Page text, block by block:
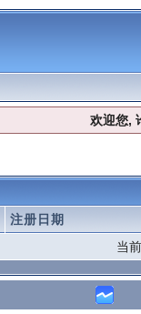
欢迎您,
注册日期
当